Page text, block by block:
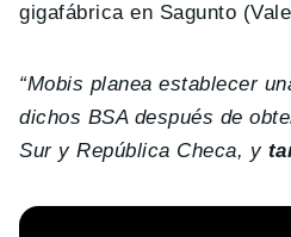
gigafábrica en Sagunto
“Mobis planea establecer
dichos BSA después de
Sur y República Checa, y